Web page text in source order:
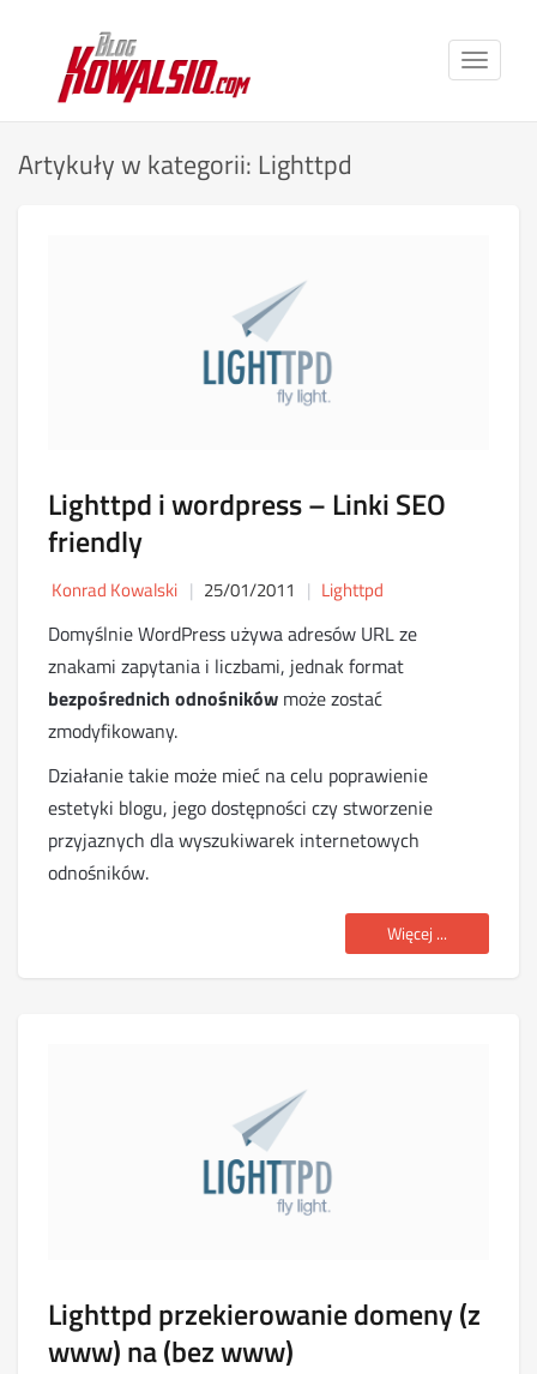
Toggle
Artykuły w kategorii: Lighttpd
Lighttpd i wordpress – Linki SEO
friendly
Konrad Kowalski 25/01/2011 Lighttpd
Domyślnie WordPress używa adresów URL ze
znakami zapytania i liczbami, jednak format
bezpośrednich odnośników może zostać
zmodyfikowany.
Działanie takie może mieć na celu poprawienie
estetyki blogu, jego dostępności czy stworzenie
przyjaznych dla wyszukiwarek internetowych
odnośników.
Więcej ...
Lighttpd przekierowanie domeny (z
www) na (bez www)